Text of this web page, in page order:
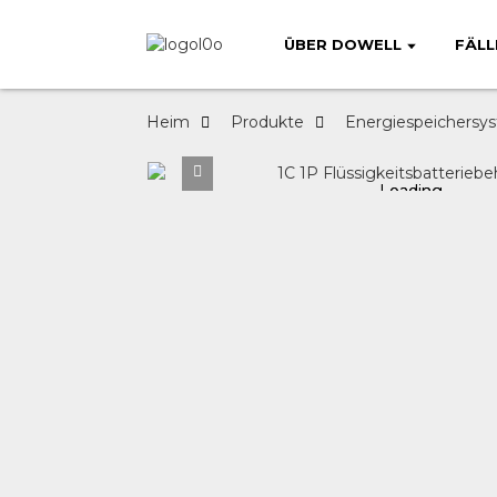
ÜBER DOWELL
Heim Produkte
Loading...
Loading...